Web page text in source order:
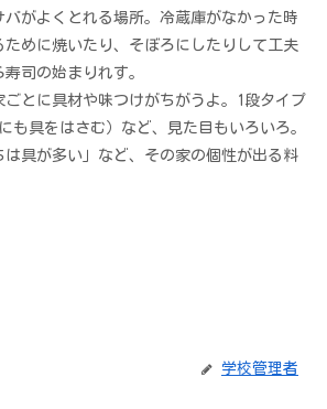
がよくとれる場所。冷蔵庫がなかった時
ために焼いたり、そぼろにしたりして工夫
司の始まりれす。
とに具材や味つけがちがうよ。1段タイプ
も具をはさむ）など、見た目もいろいろ。
は具が多い」など、その家の個性が出る料
学校管理者